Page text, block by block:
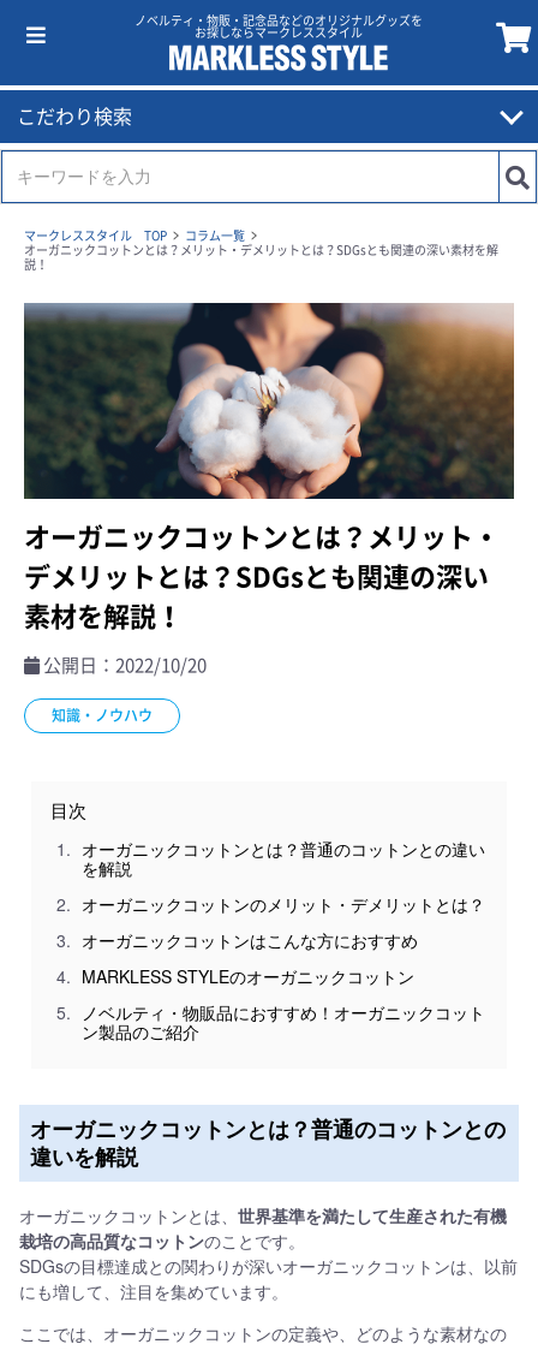
ノベルティ・物販・記念品などのオリジナルグッズを
お探しならマークレススタイル
こだわり検索
マークレススタイル TOP
コラム一覧
オーガニックコットンとは？メリット・デメリットとは？SDGsとも関連の深い素材を解
説！
オーガニックコットンとは？メリット・
デメリットとは？SDGsとも関連の深い
素材を解説！
公開日：2022/10/20
知識・ノウハウ
目次
オーガニックコットンとは？普通のコットンとの違い
を解説
オーガニックコットンのメリット・デメリットとは？
オーガニックコットンはこんな方におすすめ
MARKLESS STYLEのオーガニックコットン
ノベルティ・物販品におすすめ！オーガニックコット
ン製品のご紹介
オーガニックコットンとは？普通のコットンとの
違いを解説
オーガニックコットンとは、 世界基準を満たして生産された有機
栽培の高品質なコットンのことです。
SDGsの目標達成との関わりが深いオーガニックコットンは、以前
にも増して、注目を集めています。
ここでは、オーガニックコットンの定義や、どのような素材なの